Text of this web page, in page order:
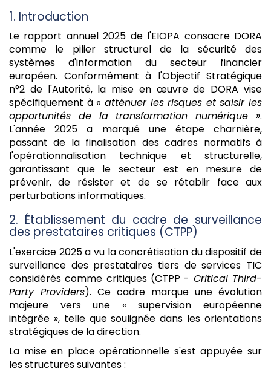
1. Introduction
Le rapport annuel 2025 de l'EIOPA consacre DORA
comme le pilier structurel de la sécurité des
systèmes d'information du secteur financier
européen. Conformément à l'Objectif Stratégique
n°2 de l'Autorité, la mise en œuvre de DORA vise
spécifiquement à« atténuer les risques et saisir les
opportunités de la transformation numérique ».
L'année 2025 a marqué une étape charnière,
passant de la finalisation des cadres normatifs à
l'opérationnalisation technique et structurelle,
garantissant que le secteur est en mesure de
prévenir, de résister et de se rétablir face aux
perturbations informatiques.
2. Établissement du cadre de surveillance
des prestataires critiques (CTPP)
L'exercice 2025 a vu la concrétisation du dispositif de
surveillance des prestataires tiers de services TIC
considérés comme critiques (CTPP - Critical Third-
Party Providers). Ce cadre marque une évolution
majeure vers une « supervision européenne
intégrée », telle que soulignée dans les orientations
stratégiques de la direction.
La mise en place opérationnelle s'est appuyée sur
les structures suivantes :